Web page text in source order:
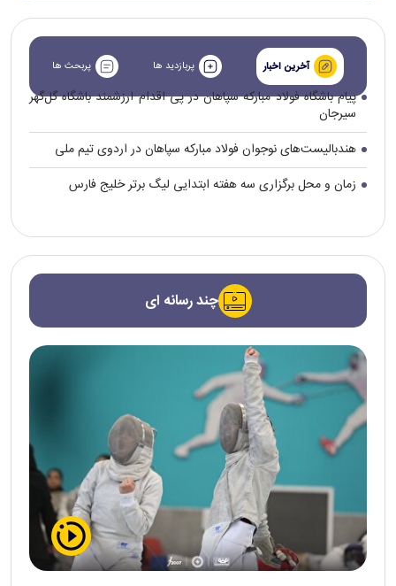
آخرین اخبار پربازدید ها پربحث ها
پیام باشگاه فولاد مبارکه سپاهان در پی اقدام ارزشمند باشگاه گل‌گهر
سیرجان
هندبالیست‌های نوجوان فولاد مبارکه سپاهان در اردوی تیم ملی
زمان و محل برگزاری سه هفته ابتدایی لیگ برتر خلیج فارس
چند رسانه ای